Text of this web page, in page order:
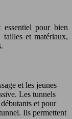
pour bien
tailles et matériaux,
et les jeunes
Les tunnels
et pour
Ils permettent